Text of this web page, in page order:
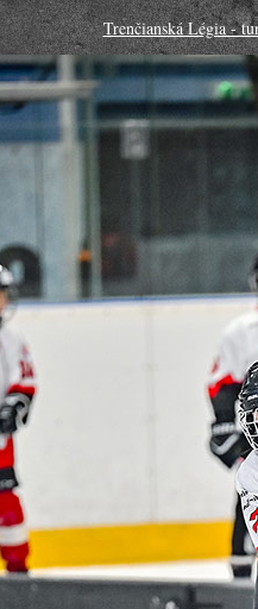
Trenčianská Légia -